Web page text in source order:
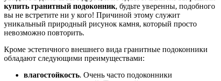
купить гранитный подоконник, будьте уверенны, подобного
вы не встретите ни у кого! Причиной этому служит
уникальный природный рисунок камня, который просто
невозможно повторить.
Кроме эстетичного внешнего вида гранитные подоконники
обладают следующими преимуществами:
влагостойкость. Очень часто подоконники